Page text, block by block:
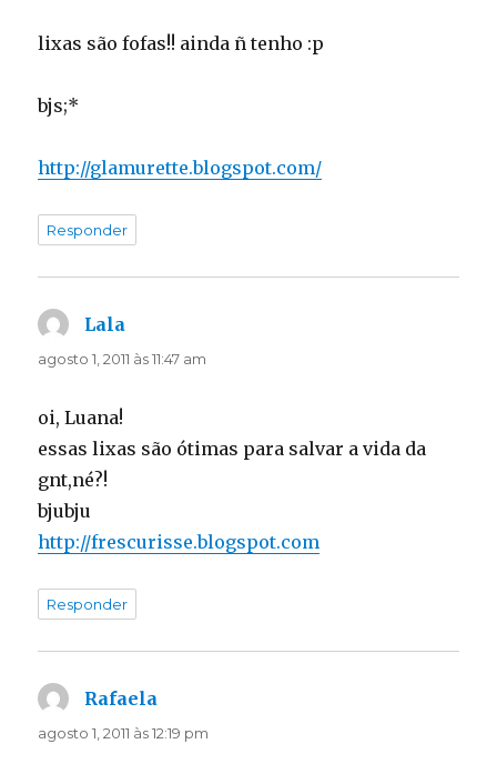
lixas são fofas!! ainda ñ tenho :p
bjs;*
http://glamurette.blogspot.com/
Responder
Lala
agosto 1, 2011 às 11:47 am
oi, Luana!
essas lixas são ótimas para salvar a vida da
gnt,né?!
bjubju
http://frescurisse.blogspot.com
Responder
Rafaela
agosto 1, 2011 às 12:19 pm